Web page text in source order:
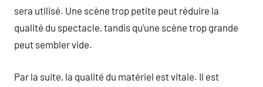
sera utilisé. Une scène trop petite peut réduire la
qualité du spectacle, tandis qu’une scène trop grande
peut sembler vide.
Par la suite, la qualité du matériel est vitale. Il est